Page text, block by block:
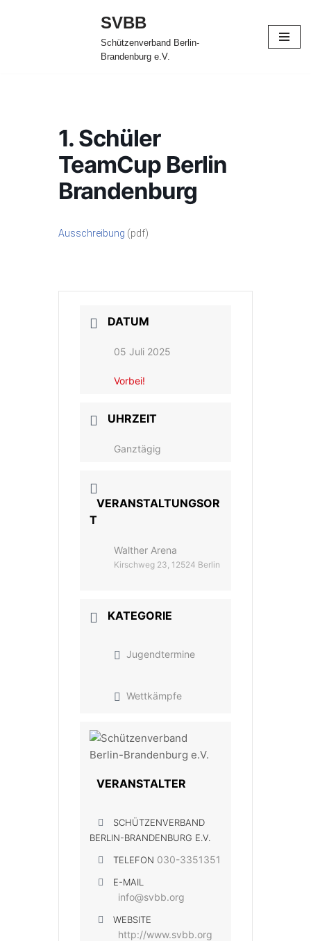
SVBB
Schützenverband Berlin-
Brandenburg e.V.
1. Schüler
TeamCup Berlin
Brandenburg
Ausschreibung (pdf)
DATUM
05 Juli 2025
Vorbei!
UHRZEIT
Ganztägig
VERANSTALTUNGSOR
T
Walther Arena
Kirschweg 23, 12524 Berlin
KATEGORIE
Jugendtermine
Wettkämpfe
VERANSTALTER
SCHÜTZENVERBAND
BERLIN-BRANDENBURG E.V.
TELEFON 030-3351351
E-MAIL
info@svbb.org
WEBSITE
http://www.svbb.org